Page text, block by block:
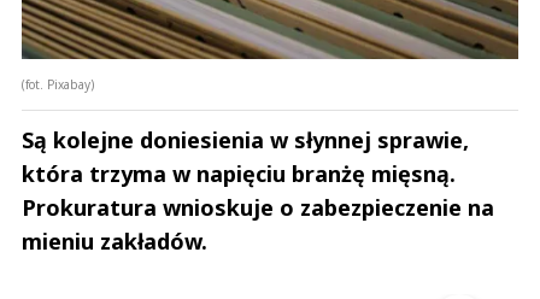
(fot. Pixabay)
Są kolejne doniesienia w słynnej sprawie,
która trzyma w napięciu branżę mięsną.
Prokuratura wnioskuje o zabezpieczenie na
mieniu zakładów.